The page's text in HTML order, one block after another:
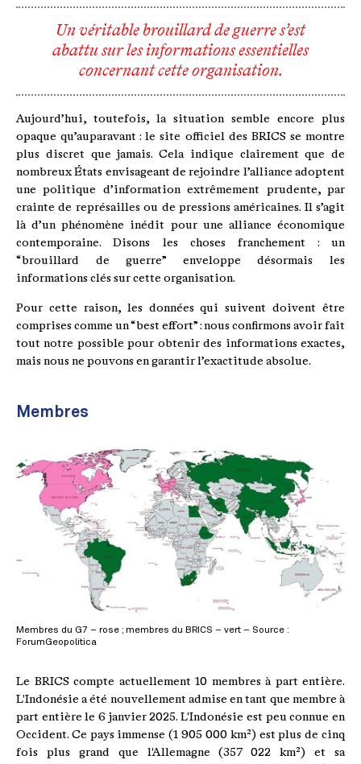
Un véritable brouillard de guerre s’est
abattu sur les informations essentielles
concernant cette organisation.
Aujourd’hui, toutefois, la situation semble encore plus
opaque qu’auparavant : le site officiel des BRICS se montre
plus discret que jamais. Cela indique clairement que de
nombreux États envisageant de rejoindre l’alliance adoptent
une politique d’information extrêmement prudente, par
crainte de représailles ou de pressions américaines. Il s’agit
là d’un phénomène inédit pour une alliance économique
contemporaine. Disons les choses franchement : un
“brouillard de guerre” enveloppe désormais les
informations clés sur cette organisation.
Pour cette raison, les données qui suivent doivent être
comprises comme un “best effort” : nous confirmons avoir fait
tout notre possible pour obtenir des informations exactes,
mais nous ne pouvons en garantir l’exactitude absolue.
Membres
Membres du G7 – rose ; membres du BRICS – vert – Source :
ForumGeopolitica
Le BRICS compte actuellement 10 membres à part entière.
L'Indonésie a été nouvellement admise en tant que membre à
part entière le 6 janvier 2025. L'Indonésie est peu connue en
Occident. Ce pays immense (1 905 000 km²) est plus de cinq
fois plus grand que l'Allemagne (357 022 km²) et sa